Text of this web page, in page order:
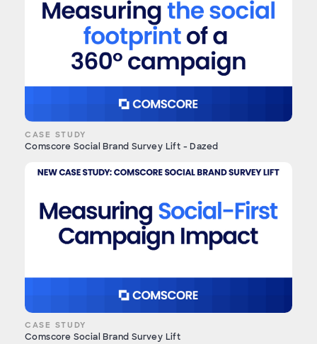
CASE STUDY
Comscore Social Brand Survey Lift - Dazed
CASE STUDY
Comscore Social Brand Survey Lift